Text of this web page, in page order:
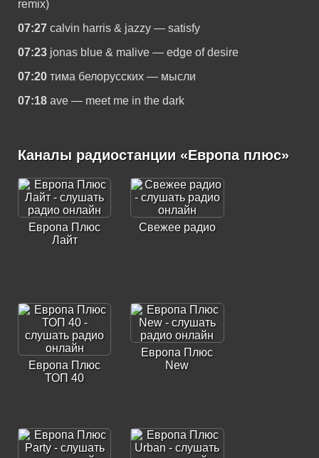
remix)
07:27 calvin harris & jazzy — satisfy
07:23 jonas blue & malive — edge of desire
07:20 тима белорусских — мысли
07:18 ave — meet me in the dark
Каналы радиостанции «Европа плюс»
Европа Плюс
Лайт
Свежее радио
Европа Плюс
ТОП 40
Европа Плюс
New